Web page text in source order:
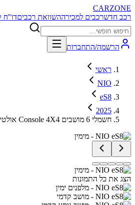
CARZONE
רכב חדשרכבים למכירההשוואת רכביםדו"ח
הרשמה/התחברות
ראשי
NIO
eS8
2025
100KWh אולטימייט אקזקיוטיב Console 4X4 חשמלי 6 מושבים
הצג את כל התמונות